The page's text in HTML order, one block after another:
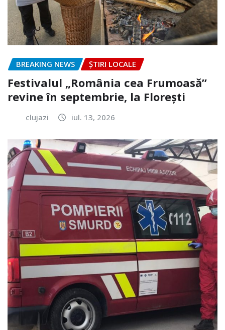
BREAKING NEWS ȘTIRI LOCALE
Festivalul „România cea Frumoasă”
revine în septembrie, la Florești
clujazi iul. 13, 2026